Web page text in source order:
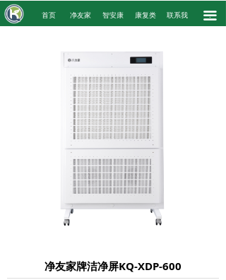
끀
. 首页 净友家 智安康 康复类 联系我 .
净友家牌洁净屏KQ-XDP-600